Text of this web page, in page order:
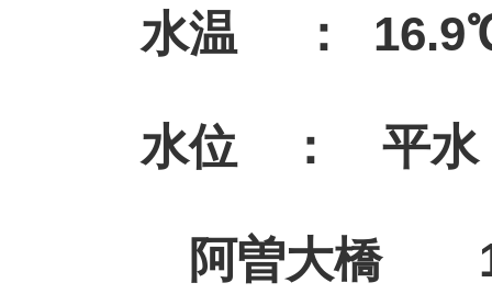
水温 ：
水位 ： 平水
阿曽大橋